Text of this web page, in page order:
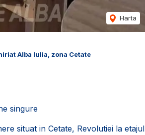
Harta
Alba Iulia, zona Cetate
singure
situat in Cetate, Revolutiei la etajul